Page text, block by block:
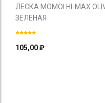
ЛЕСКА MOMOI HI-MAX
ЗЕЛЕНАЯ
105,00₽